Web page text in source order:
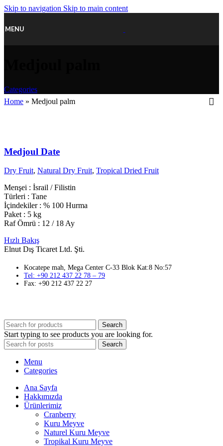
Skip to navigation Skip to main content
MENU
Categories
Home » Medjoul palm
Medjoul Date
Dry Fruit, Natural Dry Fruit, Tropical Dried Fruit
Menşei : İsrail / Filistin
Türleri : Tane
İçindekiler : % 100 Hurma
Paket : 5 kg
Raf Ömrü : 12 / 18 Ay
Hızlı Bakış
Elnut Dış Ticaret Ltd. Şti.
Kocatepe mah, Mega Center C-33 Blok Kat:8 No:57
Tel: +90 212 437 22 78 – 79
Fax: +90 212 437 22 27
Search
Start typing to see products you are looking for.
Search
Menu
Categories
Ana Sayfa
Hakkımızda
Ürünlerimiz
Cranberry
Kuru Meyve
Naturel Kuru Meyve
Tropikal Kuru Meyve